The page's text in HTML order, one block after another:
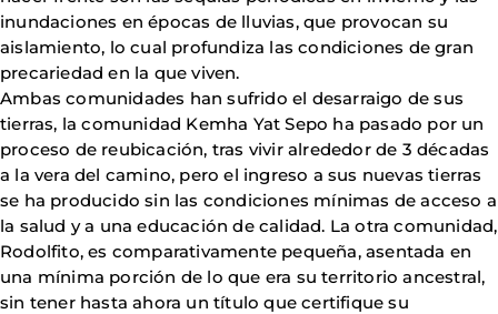
inundaciones en épocas de lluvias, que provocan su
aislamiento, lo cual profundiza las condiciones de gran
precariedad en la que viven.
Ambas comunidades han sufrido el desarraigo de sus
tierras, la comunidad Kemha Yat Sepo ha pasado por un
proceso de reubicación, tras vivir alrededor de 3 décadas
a la vera del camino, pero el ingreso a sus nuevas tierras
se ha producido sin las condiciones mínimas de acceso a
la salud y a una educación de calidad. La otra comunidad,
Rodolfito, es comparativamente pequeña, asentada en
una mínima porción de lo que era su territorio ancestral,
sin tener hasta ahora un título que certifique su